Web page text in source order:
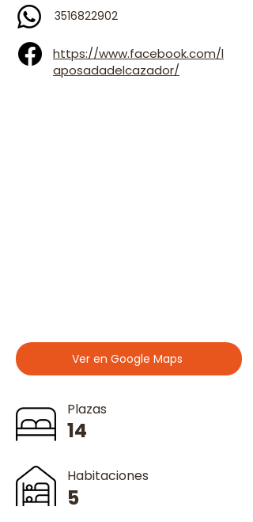
3516822902
https://www.facebook.com/l
aposadadelcazador/
Ver en Google Maps
Plazas
14
Habitaciones
5